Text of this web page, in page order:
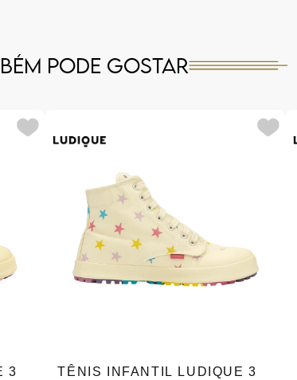
pode gostar
3
TÊNIS INFANTIL LUDIQUE 3